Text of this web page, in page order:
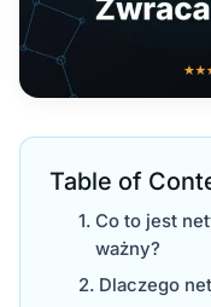
Table of
Co to jest
ważny?
Dlaczego